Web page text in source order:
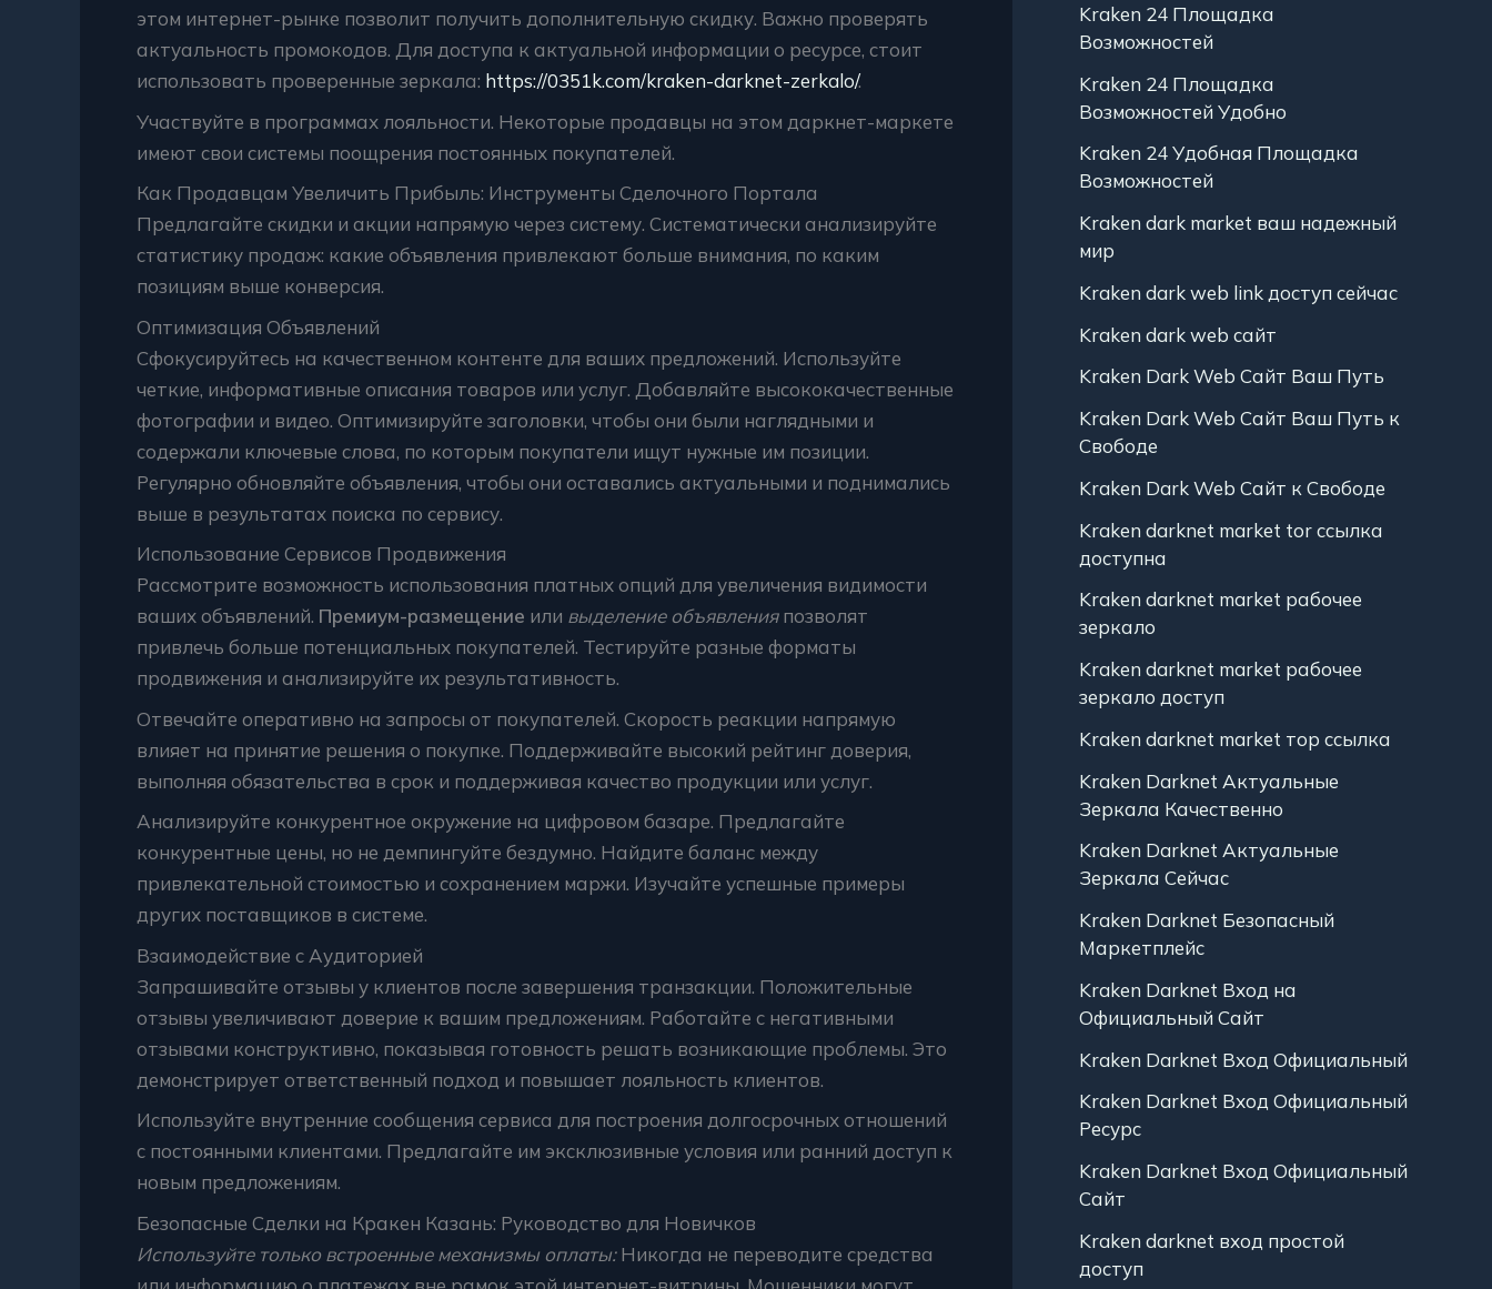
этом интернет-рынке позволит получить дополнительную скидку. Важно проверять
актуальность промокодов. Для доступа к актуальной информации о ресурсе, стоит
использовать проверенные зеркала: https://0351k.com/kraken-darknet-zerkalo/.
Участвуйте в программах лояльности. Некоторые продавцы на этом даркнет-маркете
имеют свои системы поощрения постоянных покупателей.
Как Продавцам Увеличить Прибыль: Инструменты Сделочного Портала
Предлагайте скидки и акции напрямую через систему. Систематически анализируйте
статистику продаж: какие объявления привлекают больше внимания, по каким
позициям выше конверсия.
Оптимизация Объявлений
Сфокусируйтесь на качественном контенте для ваших предложений. Используйте
четкие, информативные описания товаров или услуг. Добавляйте высококачественные
фотографии и видео. Оптимизируйте заголовки, чтобы они были наглядными и
содержали ключевые слова, по которым покупатели ищут нужные им позиции.
Регулярно обновляйте объявления, чтобы они оставались актуальными и поднимались
выше в результатах поиска по сервису.
Использование Сервисов Продвижения
Рассмотрите возможность использования платных опций для увеличения видимости
ваших объявлений. Премиум-размещение или выделение объявленияпозволят
привлечь больше потенциальных покупателей. Тестируйте разные форматы
продвижения и анализируйте их результативность.
Отвечайте оперативно на запросы от покупателей. Скорость реакции напрямую
влияет на принятие решения о покупке. Поддерживайте высокий рейтинг доверия,
выполняя обязательства в срок и поддерживая качество продукции или услуг.
Анализируйте конкурентное окружение на цифровом базаре. Предлагайте
конкурентные цены, но не демпингуйте бездумно. Найдите баланс между
привлекательной стоимостью и сохранением маржи. Изучайте успешные примеры
других поставщиков в системе.
Взаимодействие с Аудиторией
Запрашивайте отзывы у клиентов после завершения транзакции. Положительные
отзывы увеличивают доверие к вашим предложениям. Работайте с негативными
отзывами конструктивно, показывая готовность решать возникающие проблемы. Это
демонстрирует ответственный подход и повышает лояльность клиентов.
Используйте внутренние сообщения сервиса для построения долгосрочных отношений
с постоянными клиентами. Предлагайте им эксклюзивные условия или ранний доступ к
новым предложениям.
Безопасные Сделки на Кракен Казань: Руководство для Новичков
Используйте только встроенные механизмы оплаты:Никогда не переводите средства
Kraken 24 Площадка
Возможностей
Kraken 24 Площадка
Возможностей Удобно
Kraken 24 Удобная Площадка
Возможностей
Kraken dark market ваш надежный
мир
Kraken dark web link доступ сейчас
Kraken dark web сайт
Kraken Dark Web Сайт Ваш Путь
Kraken Dark Web Сайт Ваш Путь к
Свободе
Kraken Dark Web Сайт к Свободе
Kraken darknet market tor ссылка
доступна
Kraken darknet market рабочее
зеркало
Kraken darknet market рабочее
зеркало доступ
Kraken darknet market тор ссылка
Kraken Darknet Актуальные
Зеркала Качественно
Kraken Darknet Актуальные
Зеркала Сейчас
Kraken Darknet Безопасный
Маркетплейс
Kraken Darknet Вход на
Официальный Сайт
Kraken Darknet Вход Официальный
Kraken Darknet Вход Официальный
Ресурс
Kraken Darknet Вход Официальный
Сайт
Kraken darknet вход простой
доступ